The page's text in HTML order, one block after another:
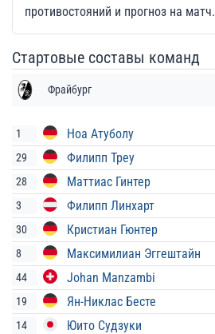
противостояний и прогноз на матч.
Стартовые составы команд
Фрайбург
1 Ноа Атуболу
29 Филипп Треу
28 Маттиас Гинтер
3 Филипп Линхарт
30 Кристиан Гюнтер
8 Максимилиан Эггештайн
44 Johan Manzambi
19 Ян-Никлас Бесте
14 Юито Судзуки